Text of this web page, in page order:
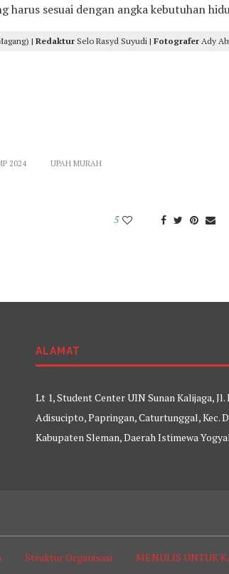
harus sesuai dengan angka kebutuhan
| Redaktur Selo Rasyd Suyudi | Fotografer Ady
2024 UPAH MURAH
5
ALAMAT
Lt 1, Student Center UIN Sunan Kalijaga, Jl.
Adisucipto, Papringan, Caturtunggal, Kec.
Kabupaten Sleman, Daerah Istimewa
Struktur Organisasi MENULIS UNTUK